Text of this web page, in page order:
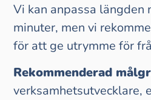
Vi kan anpassa längden
minuter, men vi
för att ge utrymme för
Rekommenderad
verksamhetsutvecklare,